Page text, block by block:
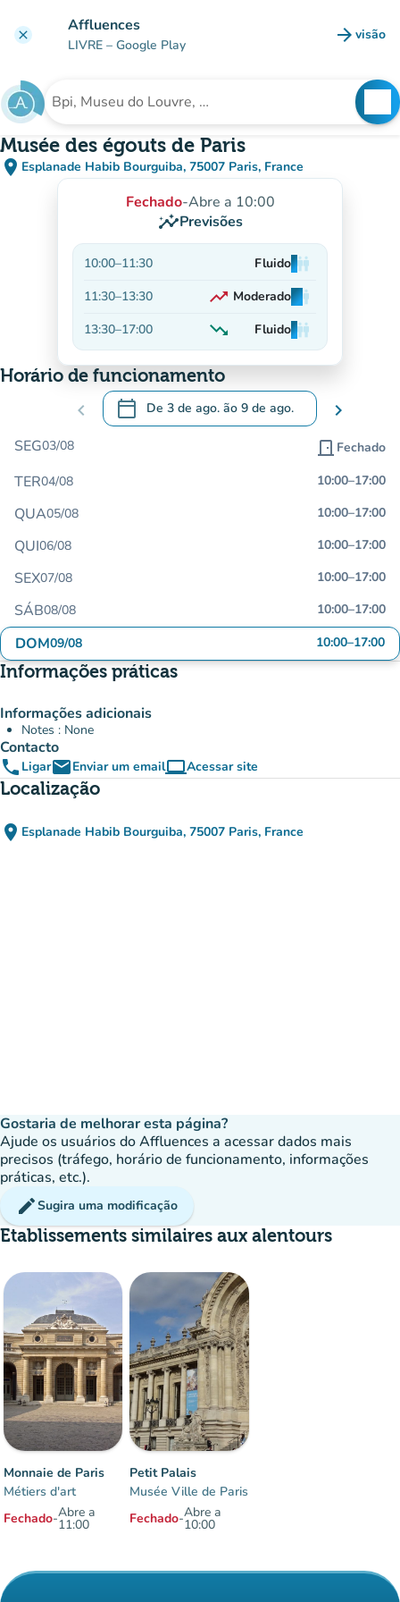
clear Affluences
LIVRE – Google Play arrow_forward visão
(novo
Procura uma instituição
Musée des égouts de Paris
place Esplanade Habib Bourguiba, 75007 Paris, France
(abrir no Google Maps)
(novo separador)
Fechado-Abre a 10:00
insightsPrevisões
10:00–11:30 Fluidoman
man
man
11:30–13:30 trending_up Moderadoman
man
man
13:30–17:00 trending_down
Decrescente
Fluidoman
man
man
Horário de funcionamento
chevron_left calendar_today De 3 de ago. ão 9 de ago.
.Abra o calendário para alterar as datas
chevron_right
SEG03/08 door_front Fechado
TER04/08 10:00–17:00
QUA05/08 10:00–17:00
QUI06/08 10:00–17:00
SEX07/08 10:00–17:00
SÁB08/08 10:00–17:00
DOM09/08 10:00–17:00
Informações práticas
Informações adicionais
Notes : None
Contacto
phone LigaremailEnviar um emailcomputerAcessar site
(novo separador)
Localização
place Esplanade Habib Bourguiba, 75007 Paris, France
(abrir no Google Maps)
(novo separador)
Gostaria de melhorar esta página?
Ajude os usuários do Affluences a acessar dados mais
precisos (tráfego, horário de funcionamento, informações
práticas, etc.).
editSugira uma modificação
Etablissements similaires aux alentours
Monnaie de Paris
Métiers d'art
Fechado-Abre a
11:00
Petit Palais
Musée Ville de Paris
Fechado-Abre a
10:00